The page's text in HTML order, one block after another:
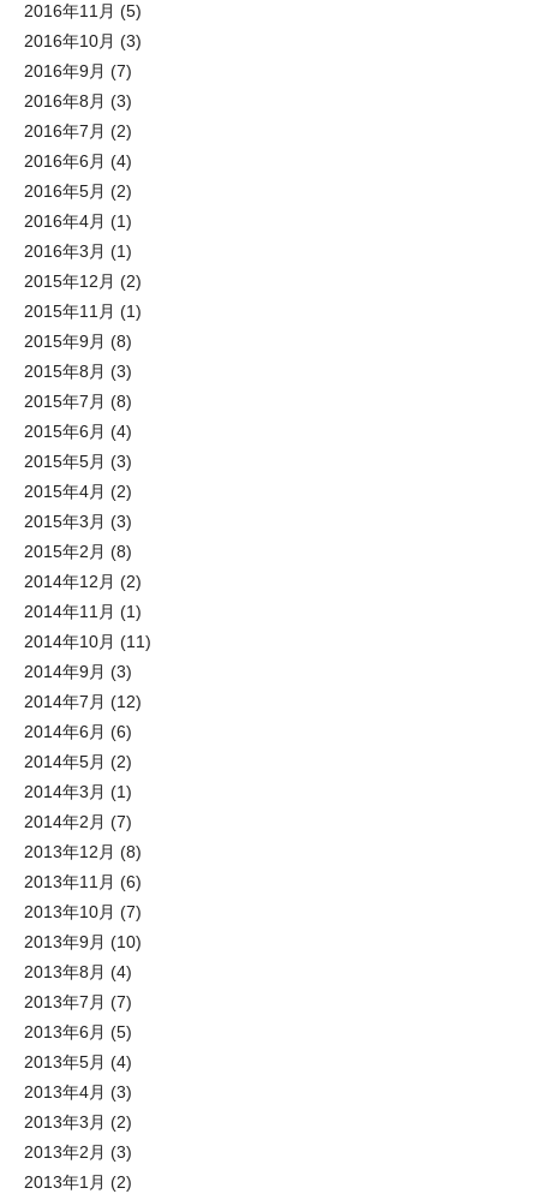
2016年11月 (5)
2016年10月 (3)
2016年9月 (7)
2016年8月 (3)
2016年7月 (2)
2016年6月 (4)
2016年5月 (2)
2016年4月 (1)
2016年3月 (1)
2015年12月 (2)
2015年11月 (1)
2015年9月 (8)
2015年8月 (3)
2015年7月 (8)
2015年6月 (4)
2015年5月 (3)
2015年4月 (2)
2015年3月 (3)
2015年2月 (8)
2014年12月 (2)
2014年11月 (1)
2014年10月 (11)
2014年9月 (3)
2014年7月 (12)
2014年6月 (6)
2014年5月 (2)
2014年3月 (1)
2014年2月 (7)
2013年12月 (8)
2013年11月 (6)
2013年10月 (7)
2013年9月 (10)
2013年8月 (4)
2013年7月 (7)
2013年6月 (5)
2013年5月 (4)
2013年4月 (3)
2013年3月 (2)
2013年2月 (3)
2013年1月 (2)